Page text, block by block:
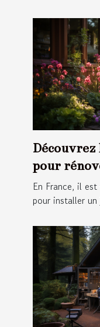
Découvrez
pour
jardin
En France, il
pour installer